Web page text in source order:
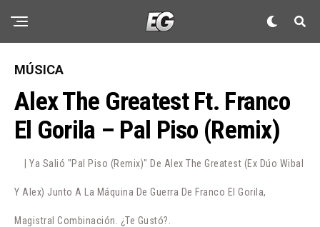
MÚSICA
Alex The Greatest Ft. Franco
El Gorila – Pal Piso (Remix)
| Ya Salió "Pal Piso (Remix)" De Alex The Greatest (ex Dúo Wibal
Y Alex) Junto A La Máquina De Guerra De Franco El Gorila,
Magistral Combinación. ¿Te Gustó?.